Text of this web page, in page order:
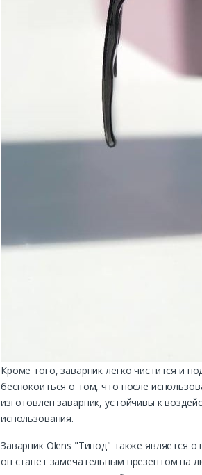
Кроме того, заварник легко чистится и
беспокоиться о том, что после
изготовлен заварник, устойчивы к
использования.
Заварник Olens "Типод" также является
он станет замечательным презентом на